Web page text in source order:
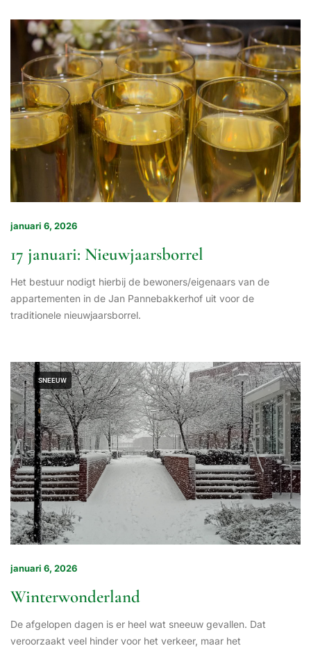
januari 6, 2026
17 januari: Nieuwjaarsborrel
Het bestuur nodigt hierbij de bewoners/eigenaars van de
appartementen in de Jan Pannebakkerhof uit voor de
traditionele nieuwjaarsborrel.
SNEEUW
januari 6, 2026
Winterwonderland
De afgelopen dagen is er heel wat sneeuw gevallen. Dat
veroorzaakt veel hinder voor het verkeer, maar het